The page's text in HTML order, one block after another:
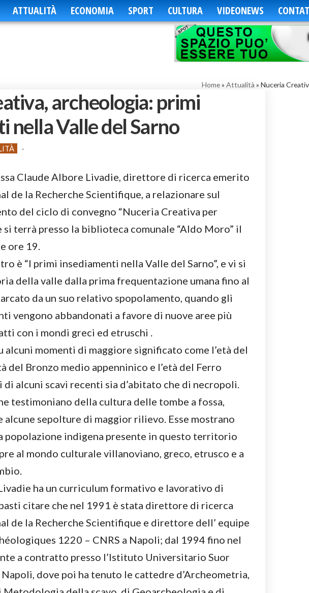
ATTUALITÀ ECONOMIA SPORT CULTURA VIDEONEWS
Home» Attualità » Nuceria
archeologia: primi
nella Valle del Sarno
-
Claude Albore Livadie, direttore di ricerca emerito
de la Recherche Scientifique, a relazionare sul
del ciclo di convegno “Nuceria Creativa per
si terrà presso la biblioteca comunale “Aldo Moro” il
ore 19.
è “I primi insediamenti nella Valle del Sarno”, e vi si
della valle dalla prima frequentazione umana fino al
da un suo relativo spopolamento, quando gli
vengono abbandonati a favore di nuove aree più
con i mondi greci ed etruschi .
alcuni momenti di maggiore significato come l’età del
del Bronzo medio appenninico e l’età del Ferro
di alcuni scavi recenti sia d’abitato che di necropoli.
testimoniano della cultura delle tombe a fossa,
alcune sepolture di maggior rilievo. Esse mostrano
popolazione indigena presente in questo territorio
al mondo culturale villanoviano, greco, etrusco e a
ha un curriculum formativo e lavorativo di
citare che nel 1991 è stata direttore di ricerca
de la Recherche Scientifique e direttore dell’ equipe
1220 – CNRS a Napoli; dal 1994 fino nel
a contratto presso l’Istituto Universitario Suor
Napoli, dove poi ha tenuto le cattedre d’Archeometria,